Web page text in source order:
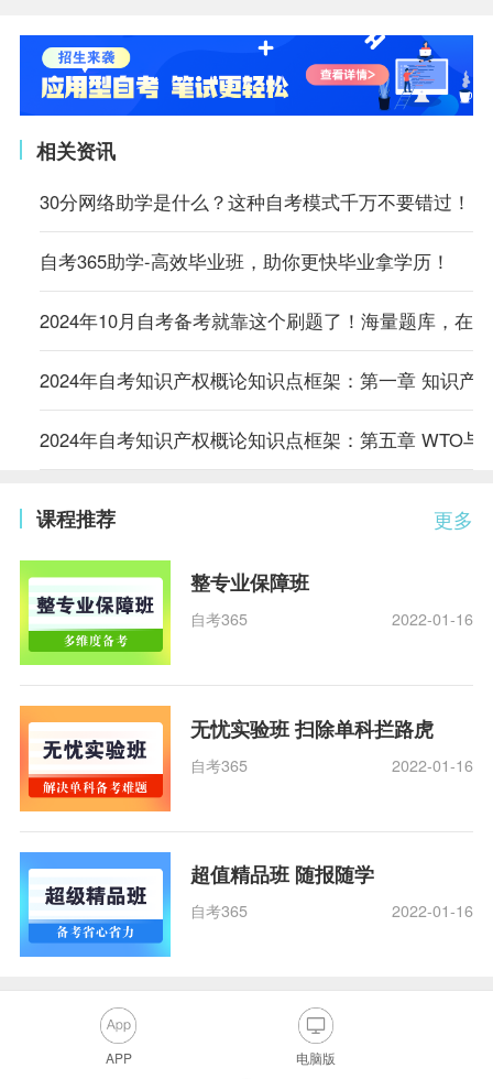
相关资讯
30分网络助学是什么？这种自考模式千万不要错过！
自考365助学-高效毕业班，助你更快毕业拿学历！
2024年10月自考备考就靠这个刷题了！海量题库，在
2024年自考知识产权概论知识点框架：第一章 知识产
2024年自考知识产权概论知识点框架：第五章 WTO与
更多
课程推荐
整专业保障班
自考365 2022-01-16
无忧实验班 扫除单科拦路虎
自考365 2022-01-16
超值精品班 随报随学
自考365 2022-01-16
APP 电脑版